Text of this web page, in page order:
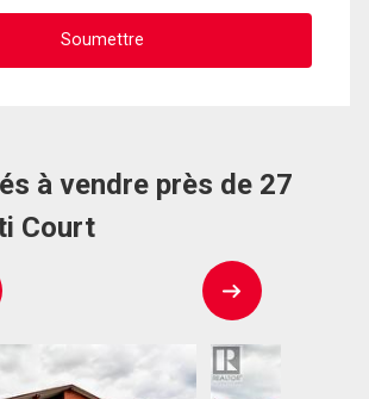
à vendre près de 27
Court